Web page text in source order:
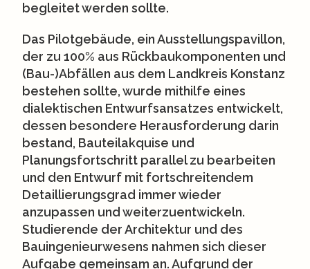
begleitet werden sollte.
Das Pilotgebäude, ein Ausstellungspavillon,
der zu 100% aus Rückbaukomponenten und
(Bau-)Abfällen aus dem Landkreis Konstanz
bestehen sollte, wurde mithilfe eines
dialektischen Entwurfsansatzes entwickelt,
dessen besondere Herausforderung darin
bestand, Bauteilakquise und
Planungsfortschritt parallel zu bearbeiten
und den Entwurf mit fortschreitendem
Detaillierungsgrad immer wieder
anzupassen und weiterzuentwickeln.
Studierende der Architektur und des
Bauingenieurwesens nahmen sich dieser
Aufgabe gemeinsam an. Aufgrund der